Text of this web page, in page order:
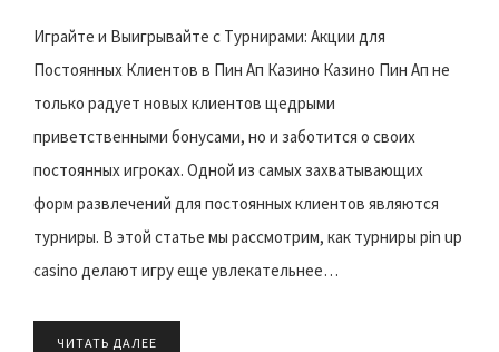
Играйте и Выигрывайте с Турнирами: Акции для
Постоянных Клиентов в Пин Ап Казино Казино Пин Ап не
только радует новых клиентов щедрыми
приветственными бонусами, но и заботится о своих
постоянных игроках. Одной из самых захватывающих
форм развлечений для постоянных клиентов являются
турниры. В этой статье мы рассмотрим, как турниры pin up
casino делают игру еще увлекательнее…
ЧИТАТЬ ДАЛЕЕ